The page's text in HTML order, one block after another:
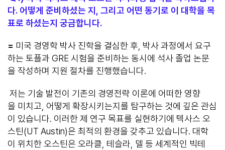
다. 어떻게 준비하셨는 지, 그리고 어떤 동기로 이 대학을 목
표로 하셨는지 궁금합니다.
= 미국 경영학 박사 진학을 결심한 후, 박사 과정에서 요구
하는 토플과 GRE 시험을 준비하는 동시에 석사 졸업 논문
을 작성하며 지원 절차를 진행했습니다.
저는 기술 발전이 기존의 경영전략 이론에 어떠한 영향
을 미치고, 어떻게 확장시키는지를 탐구하는 것에 깊은 관심
이 있습니다. 이러한 제 연구 목표를 실현하기에 텍사스 오
스틴(UT Austin)은 최적의 환경을 갖추고 있습니다. 대학
이 위치한 오스틴은 오라클, 테슬라, 델 등 세계적인 빅테